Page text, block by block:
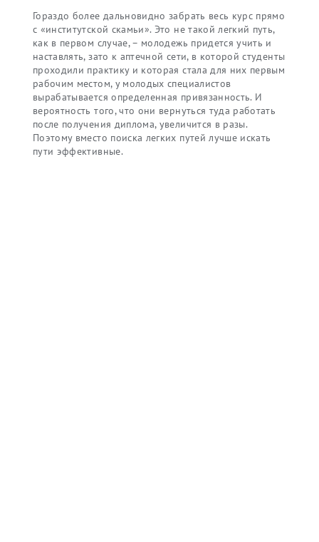
Гораздо более дальновидно забрать весь курс прямо
с «институтской скамьи». Это не такой легкий путь,
как в первом случае, – молодежь придется учить и
наставлять, зато к аптечной сети, в которой студенты
проходили практику и которая стала для них первым
рабочим местом, у молодых специалистов
вырабатывается определенная привязанность. И
вероятность того, что они вернуться туда работать
после получения диплома, увеличится в разы.
Поэтому вместо поиска легких путей лучше искать
пути эффективные.